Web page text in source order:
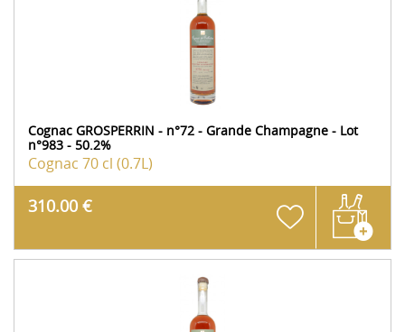
Cognac GROSPERRIN - n°72 - Grande Champagne - Lot
n°983 - 50.2%
Cognac 70 cl (0.7L)
310.00 €